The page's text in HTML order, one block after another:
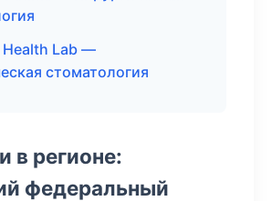
Lab —
стоматология
в регионе:
федеральный